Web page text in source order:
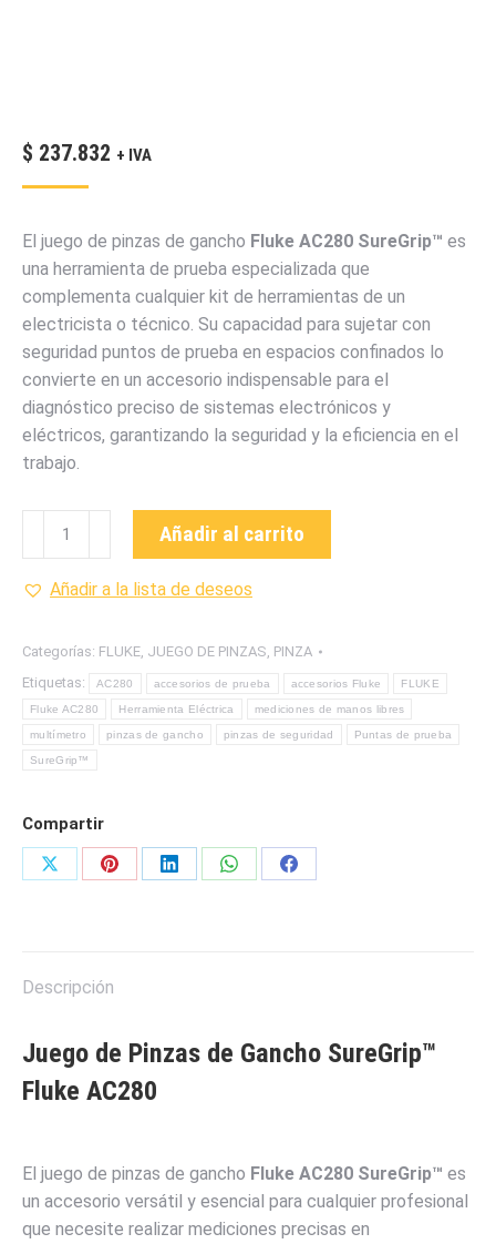
$ 237.832 + IVA
El juego de pinzas de gancho Fluke AC280 SureGrip™ es
una herramienta de prueba especializada que
complementa cualquier kit de herramientas de un
electricista o técnico. Su capacidad para sujetar con
seguridad puntos de prueba en espacios confinados lo
convierte en un accesorio indispensable para el
diagnóstico preciso de sistemas electrónicos y
eléctricos, garantizando la seguridad y la eficiencia en el
trabajo.
AC280
DE
GANCHO
SUREGRIP
MARCA
FLUKE
cantidad
Añadir al carrito
Añadir a la lista de deseos
Categorías: FLUKE JUEGO DE PINZAS PINZA
Etiquetas:
AC280 accesorios de prueba accesorios Fluke FLUKE
Fluke AC280 Herramienta Eléctrica mediciones de manos libres
multímetro pinzas de gancho pinzas de seguridad Puntas de prueba
SureGrip™
Compartir
Share
Share
Share
Share
Share
Descripción
Juego de Pinzas de Gancho SureGrip™
Fluke AC280
El juego de pinzas de gancho Fluke AC280 SureGrip™ es
un accesorio versátil y esencial para cualquier profesional
que necesite realizar mediciones precisas en